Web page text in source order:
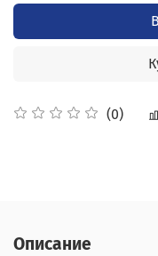
(0)
Описание